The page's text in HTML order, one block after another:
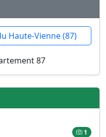
Haute-Vienne (87)
1